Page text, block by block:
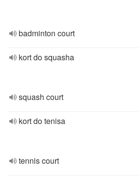
badminton court
kort do squasha
squash court
kort do tenisa
tennis court